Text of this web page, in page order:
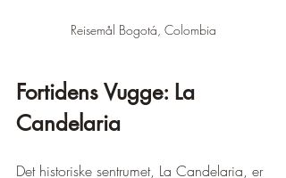
Reisemål Bogotá, Colombia
Fortidens Vugge: La
Candelaria
Det historiske sentrumet, La Candelaria, er